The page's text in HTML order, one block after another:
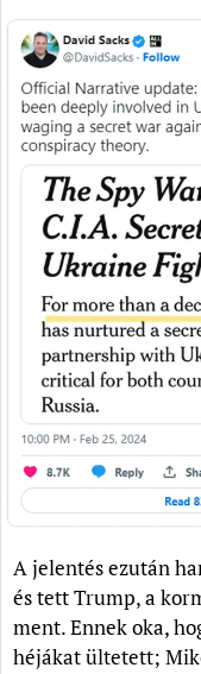
A jelentés ezután
és tett Trump, a
ment. Ennek oka,
héjákat ültetett;